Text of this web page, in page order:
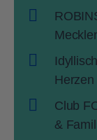
Club
&